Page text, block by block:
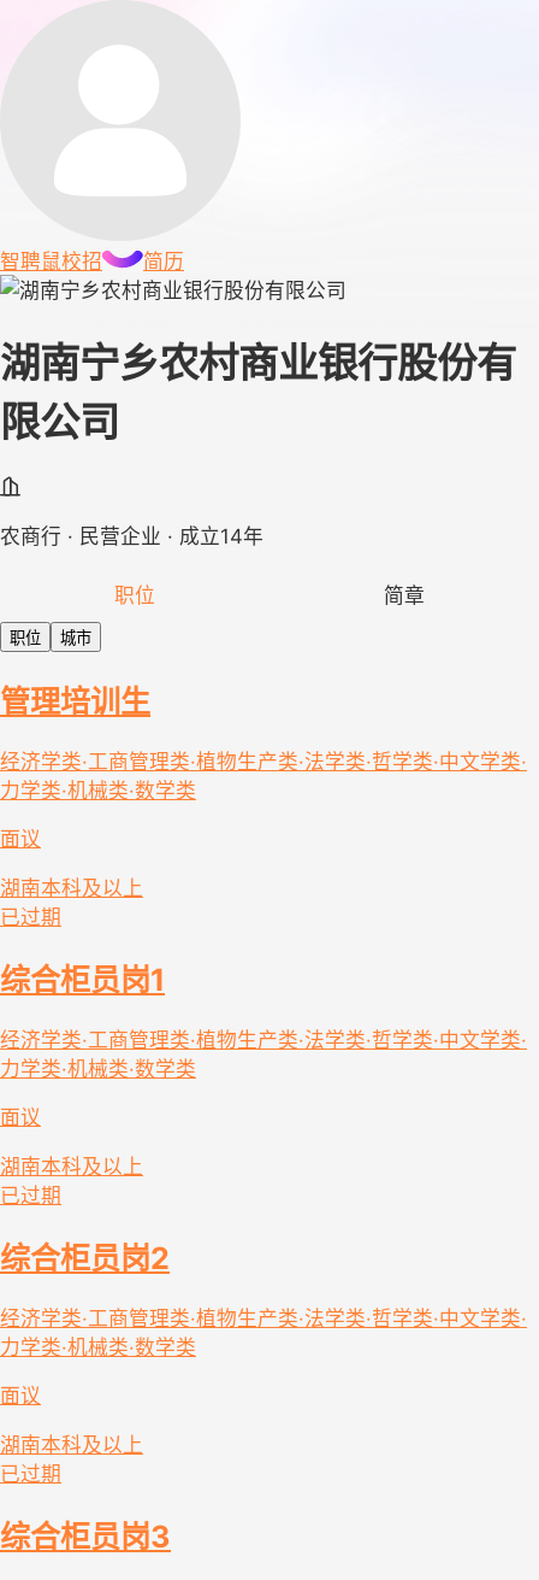
智聘鼠校招 简历
湖南宁乡农村商业银行股份有
限公司
农商行 · 民营企业 · 成立14年
职位 简章
职位 城市
管理培训生
经济学类·工商管理类·植物生产类·法学类·哲学类·中文学类·
力学类·机械类·数学类
面议
湖南本科及以上
已过期
综合柜员岗1
经济学类·工商管理类·植物生产类·法学类·哲学类·中文学类·
力学类·机械类·数学类
面议
湖南本科及以上
已过期
综合柜员岗2
经济学类·工商管理类·植物生产类·法学类·哲学类·中文学类·
力学类·机械类·数学类
面议
湖南本科及以上
已过期
综合柜员岗3